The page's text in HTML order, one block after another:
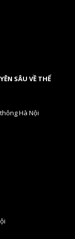
SÂU VỀ THỂ
Hà Nội